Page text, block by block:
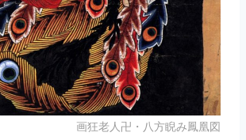
画狂老人卍・八方睨み鳳凰図